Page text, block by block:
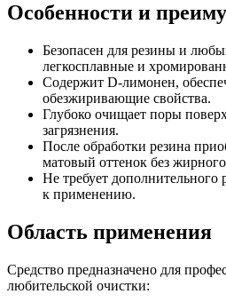
Особенности и
Безопасен для резины и
легкосплавные и
Содержит D-лимонен,
обезжиривающие свойства.
Глубоко очищает поры
загрязнения.
После обработки резина
матовый оттенок без
Не требует дополнительного
к применению.
Область применения
Средство предназначено для
любительской очистки: